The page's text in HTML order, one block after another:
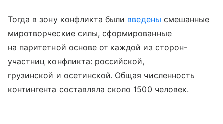
Тогда в зону конфликта были введены смешанные
миротворческие силы, сформированные
на паритетной основе от каждой из сторон-
участниц конфликта: российской,
грузинской и осетинской. Общая численность
контингента составляла около 1500 человек.